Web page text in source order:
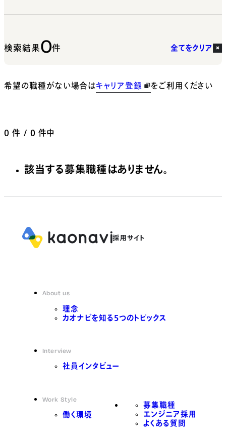
検索結果0件 全てをクリア
希望の職種がない場合はキャリア登録 をご利用ください
0 件 / 0 件中
該当する募集職種はありません。
About us
理念
カオナビを知る5つのトピックス
Interview
社員インタビュー
Work Style
働く環境
募集職種
エンジニア採用
よくある質問